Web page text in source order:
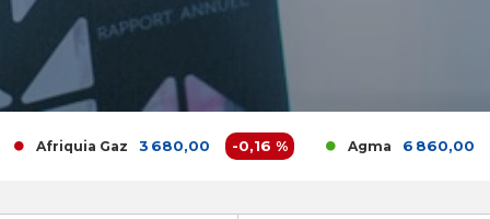
Afriquia Gaz 3 680,00 -0,16 % Agma 6 860,00 0 %